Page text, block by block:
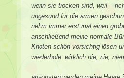
wenn sie trocken sind, weil –
ungesund für die armen
nehm immer erst mal einen
anschließend meine normale
Knoten schön vorsichtig lösen
wiederhole: wirklich nie, nie,